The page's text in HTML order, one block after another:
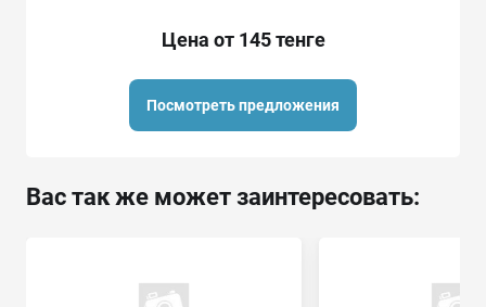
Цена от 145 тенге
Посмотреть предложения
Вас так же может заинтересовать: